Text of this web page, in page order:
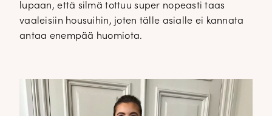
lupaan, että silmä tottuu super nopeasti taas
vaaleisiin housuihin, joten tälle asialle ei kannata
antaa enempää huomiota.